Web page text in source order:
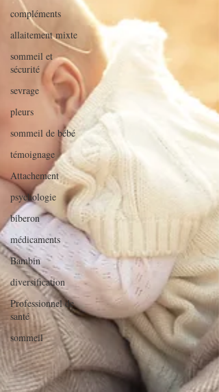
compléments
allaitement mixte
sommeil et
sécurité
sevrage
pleurs
sommeil de bébé
témoignage
Attachement
psychologie
biberon
médicaments
Bambin
diversification
Professionnel de
santé
sommeil